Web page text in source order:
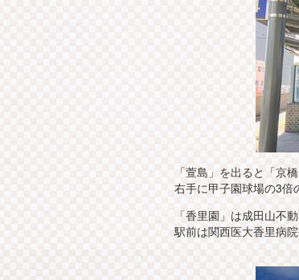
「萱島」を出ると「京
右手に甲子園球場の3倍
「香里園」は成田山不
駅前は関西医大香里病